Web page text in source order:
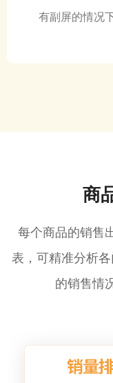
商
每个商品的销售
表，可精准分析
的销售情
有副屏的情况